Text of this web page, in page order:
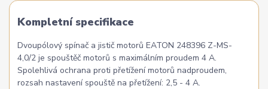
Kompletní specifikace
Dvoupólový spínač a jistič motorů EATON 248396 Z-MS-
4,0/2 je spouštěč motorů s maximálním proudem 4 A.
Spolehlivá ochrana proti přetížení motorů nadproudem,
rozsah nastavení spouště na přetížení: 2,5 - 4 A.